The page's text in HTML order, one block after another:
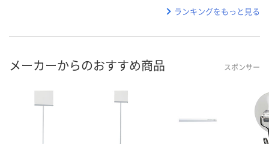
ランキングをもっと見る
メーカーからのおすすめ商品 スポンサー